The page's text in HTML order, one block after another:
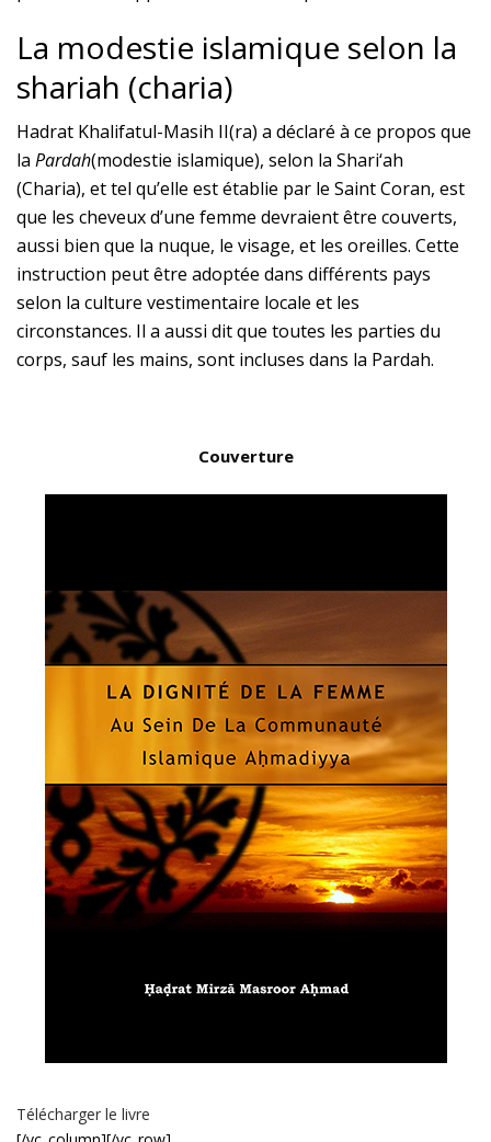
La modestie islamique selon la
shariah (charia)
Hadrat Khalifatul-Masih II(ra) a déclaré à ce propos que
la Pardah(modestie islamique), selon la Shari‘ah
(Charia), et tel qu’elle est établie par le Saint Coran, est
que les cheveux d’une femme devraient être couverts,
aussi bien que la nuque, le visage, et les oreilles. Cette
instruction peut être adoptée dans différents pays
selon la culture vestimentaire locale et les
circonstances. Il a aussi dit que toutes les parties du
corps, sauf les mains, sont incluses dans la Pardah.
Couverture
Télécharger le livre